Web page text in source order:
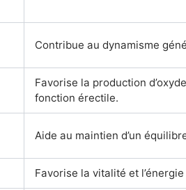
Contribue au dynamisme
Favorise la production
fonction érectile.
Aide au maintien d’un
Favorise la vitalité et